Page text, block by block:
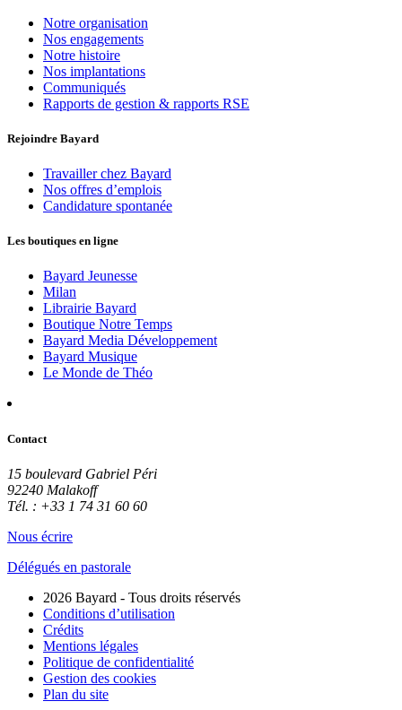
Notre organisation
Nos engagements
Notre histoire
Nos implantations
Communiqués
Rapports de gestion & rapports RSE
Rejoindre Bayard
Travailler chez Bayard
Nos offres d’emplois
Candidature spontanée
Les boutiques en ligne
Bayard Jeunesse
Milan
Librairie Bayard
Boutique Notre Temps
Bayard Media Développement
Bayard Musique
Le Monde de Théo
Contact
15 boulevard Gabriel Péri
92240 Malakoff
Tél. : +33 1 74 31 60 60
Nous écrire
Délégués en pastorale
2026 Bayard - Tous droits réservés
Conditions d’utilisation
Crédits
Mentions légales
Politique de confidentialité
Gestion des cookies
Plan du site